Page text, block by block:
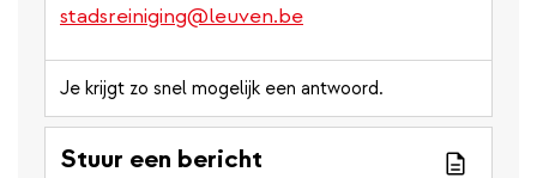
stadsreiniging@leuven.be
Je krijgt zo snel mogelijk een antwoord.
Stuur een bericht